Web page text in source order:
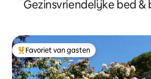
Gezinsvriendelijke bed &
Topfavoriet van gasten
Favoriet van gasten